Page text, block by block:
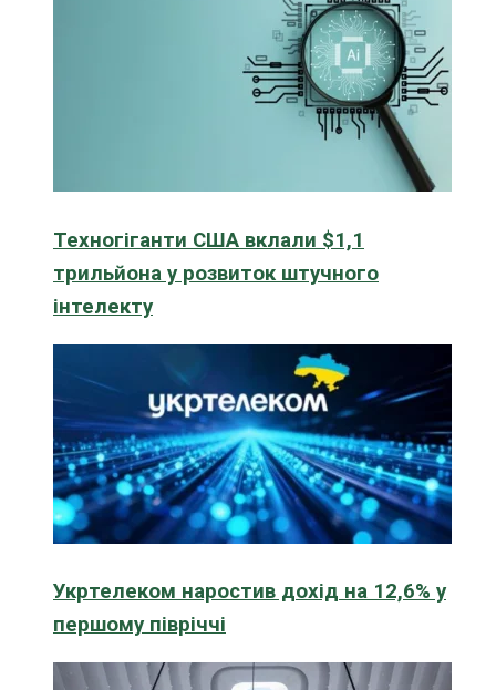
Техногіганти США вклали $1,1
трильйона у розвиток штучного
інтелекту
Укртелеком наростив дохід на 12,6% у
першому півріччі